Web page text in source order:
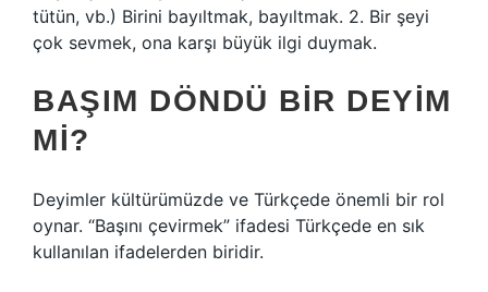
tütün, vb.) Birini bayıltmak, bayıltmak. 2. Bir şeyi
çok sevmek, ona karşı büyük ilgi duymak.
BAŞIM DÖNDÜ BIR DEYIM
MI?
Deyimler kültürümüzde ve Türkçede önemli bir rol
oynar. “Başını çevirmek” ifadesi Türkçede en sık
kullanılan ifadelerden biridir.